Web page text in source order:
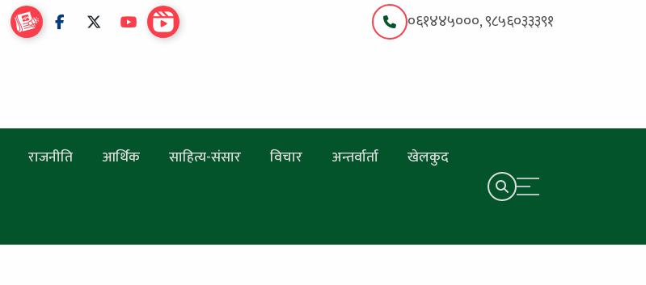
०६१४४५०००, ९८५६०३३३९१
राजनीति आर्थिक साहित्य-संसार विचार अन्तर्वार्ता खेलकुद